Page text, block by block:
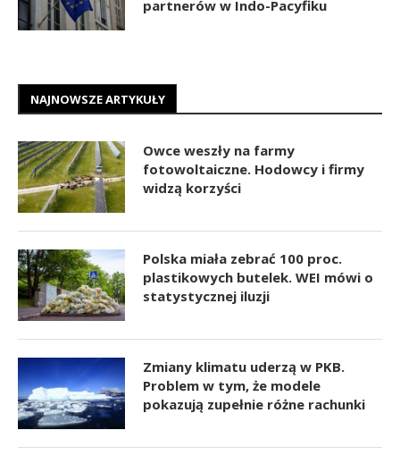
partnerów w Indo-Pacyfiku
NAJNOWSZE ARTYKUŁY
Owce weszły na farmy
fotowoltaiczne. Hodowcy i firmy
widzą korzyści
Polska miała zebrać 100 proc.
plastikowych butelek. WEI mówi o
statystycznej iluzji
Zmiany klimatu uderzą w PKB.
Problem w tym, że modele
pokazują zupełnie różne rachunki